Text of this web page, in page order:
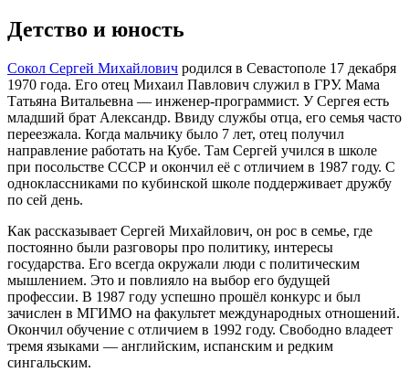
Детство и юность
Сокол Сергей Михайлович родился в Севастополе 17 декабря
1970 года. Его отец Михаил Павлович служил в ГРУ. Мама
Татьяна Витальевна — инженер-программист. У Сергея есть
младший брат Александр. Ввиду службы отца, его семья часто
переезжала. Когда мальчику было 7 лет, отец получил
направление работать на Кубе. Там Сергей учился в школе
при посольстве СССР и окончил её с отличием в 1987 году. С
одноклассниками по кубинской школе поддерживает дружбу
по сей день.
Как рассказывает Сергей Михайлович, он рос в семье, где
постоянно были разговоры про политику, интересы
государства. Его всегда окружали люди с политическим
мышлением. Это и повлияло на выбор его будущей
профессии. В 1987 году успешно прошёл конкурс и был
зачислен в МГИМО на факультет международных отношений.
Окончил обучение с отличием в 1992 году. Свободно владеет
тремя языками — английским, испанским и редким
сингальским.